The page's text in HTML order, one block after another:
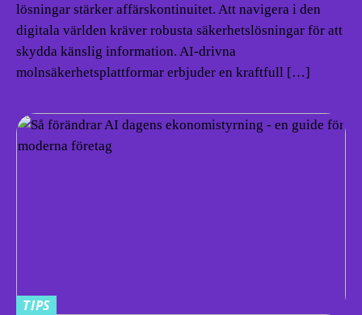
lösningar stärker affärskontinuitet. Att navigera i den
digitala världen kräver robusta säkerhetslösningar för att
skydda känslig information. AI-drivna
molnsäkerhetsplattformar erbjuder en kraftfull […]
TIPS